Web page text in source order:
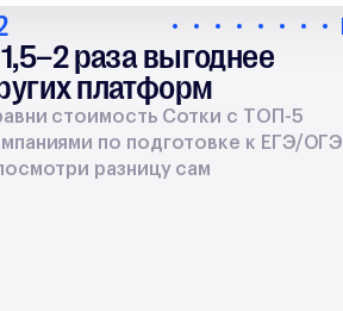
раза выгоднее
платформ
стоимость Сотки с ТОП-5
по подготовке к ЕГЭ/ОГЭ
разницу сам